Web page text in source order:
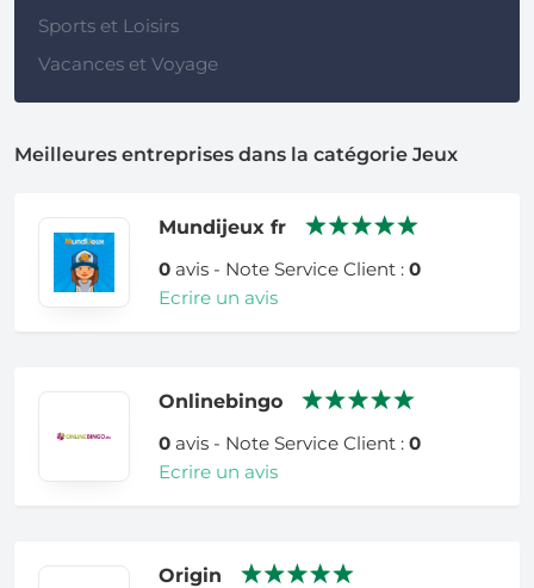
Sports et Loisirs
Vacances et Voyage
Meilleures entreprises dans la catégorie Jeux
Mundijeux fr
0avis - Note Service Client : 0
Ecrire un avis
Onlinebingo
0avis - Note Service Client : 0
Ecrire un avis
Origin